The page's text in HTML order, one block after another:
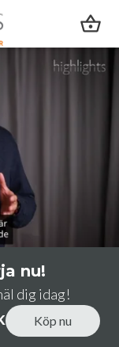
nu!
dig idag!
Köp nu